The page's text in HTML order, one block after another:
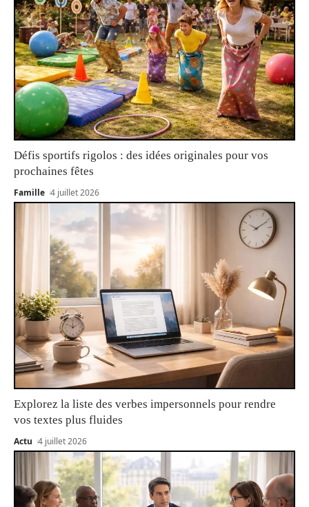
Défis sportifs rigolos : des idées originales pour vos
prochaines fêtes
Famille 4 juillet 2026
Explorez la liste des verbes impersonnels pour rendre
vos textes plus fluides
Actu 4 juillet 2026